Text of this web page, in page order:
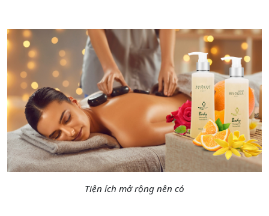
Tiện ích mở rộng nên có